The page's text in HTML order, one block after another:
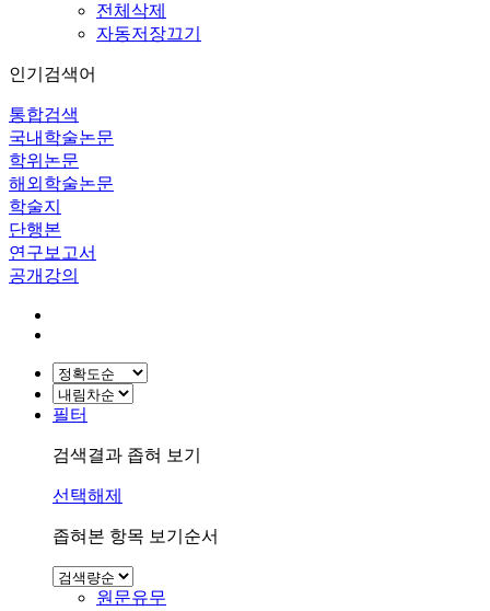
전체삭제
자동저장끄기
인기검색어
통합검색
국내학술논문
학위논문
해외학술논문
학술지
단행본
연구보고서
공개강의
필터
검색결과 좁혀 보기
선택해제
좁혀본 항목 보기순서
원문유무